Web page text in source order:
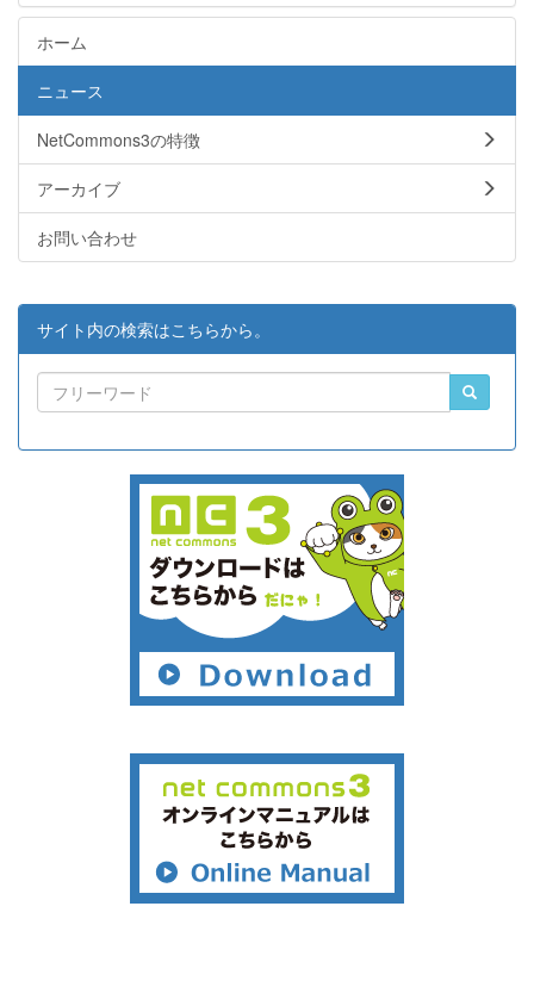
ホーム
ニュース
NetCommons3の特徴
アーカイブ
お問い合わせ
サイト内の検索はこちらから。